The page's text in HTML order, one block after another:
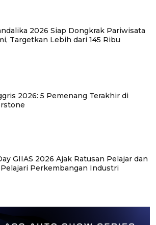
2026 Siap Dongkrak Pariwisata
Targetkan Lebih dari 145 Ribu
2026: 5 Pemenang Terakhir di
GIIAS 2026 Ajak Ratusan Pelajar dan
Perkembangan Industri